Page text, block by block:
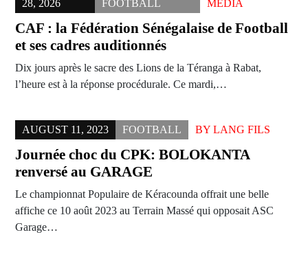
28, 2026
FOOTBALL
MEDIA
CAF : la Fédération Sénégalaise de Football
et ses cadres auditionnés
Dix jours après le sacre des Lions de la Téranga à Rabat,
l’heure est à la réponse procédurale. Ce mardi,…
AUGUST 11, 2023 FOOTBALL BY LANG FILS
Journée choc du CPK: BOLOKANTA
renversé au GARAGE
Le championnat Populaire de Kéracounda offrait une belle
affiche ce 10 août 2023 au Terrain Massé qui opposait ASC
Garage…